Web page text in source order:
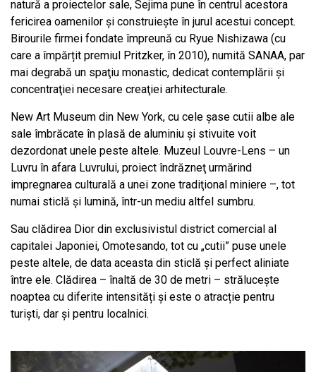
natură a proiectelor sale, Sejima pune în centrul acestora
fericirea oamenilor şi construieşte în jurul acestui concept.
Birourile firmei fondate împreună cu Ryue Nishizawa (cu
care a împărțit premiul Pritzker, în 2010), numită SANAA, par
mai degrabă un spaţiu monastic, dedicat contemplării şi
concentraţiei necesare creaţiei arhitecturale.
New Art Museum din New York, cu cele şase cutii albe ale
sale îmbrăcate în plasă de aluminiu şi stivuite voit
dezordonat unele peste altele. Muzeul Louvre-Lens – un
Luvru în afara Luvrului, proiect îndrăzneţ urmărind
impregnarea culturală a unei zone tradiţional miniere –, tot
numai sticlă şi lumină, într-un mediu altfel sumbru.
Sau clădirea Dior din exclusivistul district comercial al
capitalei Japoniei, Omotesando, tot cu „cutii” puse unele
peste altele, de data aceasta din sticlă şi perfect aliniate
între ele. Clădirea – înaltă de 30 de metri – strălucește
noaptea cu diferite intensități și este o atracție pentru
turiști, dar și pentru localnici.